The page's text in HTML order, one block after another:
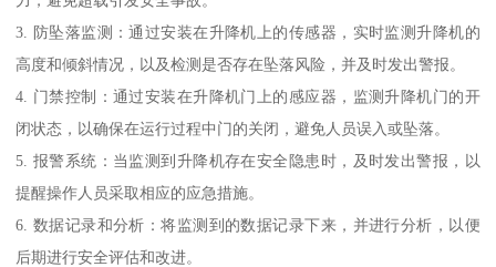
3. 防坠落监测：通过安装在升降机上的传感器，实时监测升降机的
高度和倾斜情况，以及检测是否存在坠落风险，并及时发出警报。
4. 门禁控制：通过安装在升降机门上的感应器，监测升降机门的开
闭状态，以确保在运行过程中门的关闭，避免人员误入或坠落。
5. 报警系统：当监测到升降机存在安全隐患时，及时发出警报，以
提醒操作人员采取相应的应急措施。
6. 数据记录和分析：将监测到的数据记录下来，并进行分析，以便
后期进行安全评估和改进。